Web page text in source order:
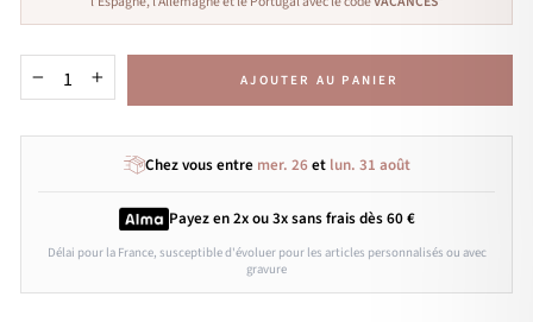
+ AJOUTER AU PANIER
Chez vous entre mer. 26et lun. 31 août
Payez en 2x ou 3xsans fraisdès 60 €
Délai pour la France, susceptible d'évoluer pour les articles personnalisés ou avec
gravure